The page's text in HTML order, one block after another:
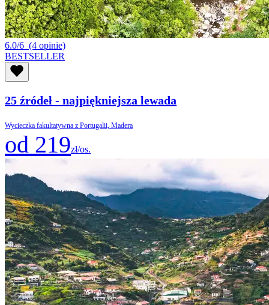
6.0/6 (4 opinie)
BESTSELLER
25 źródeł - najpiękniejsza lewada
Wycieczka fakultatywna z Portugalii, Madera
od 219zł/os.